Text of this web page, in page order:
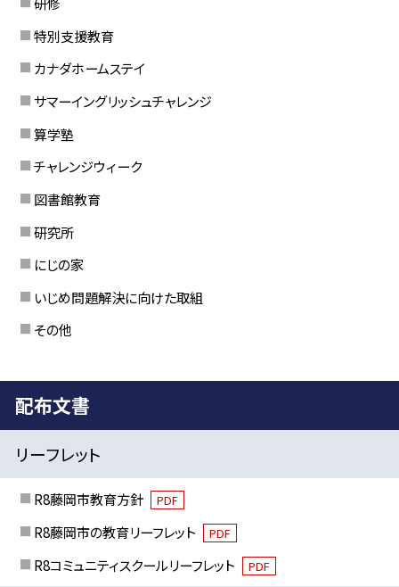
特別支援教育
カナダホームステイ
サマーイングリッシュチャレンジ
算学塾
チャレンジウィーク
図書館教育
研究所
にじの家
いじめ問題解決に向けた取組
その他
配布文書
リーフレット
R8藤岡市教育方針 PDF
R8藤岡市の教育リーフレット PDF
R8コミュニティスクールリーフレット PDF